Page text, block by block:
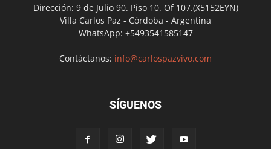
Dirección: 9 de Julio 90. Piso 10. Of 107.(X5152EYN)
Villa Carlos Paz - Córdoba - Argentina
WhatsApp: +5493541585147
Contáctanos: info@carlospazvivo.com
SÍGUENOS